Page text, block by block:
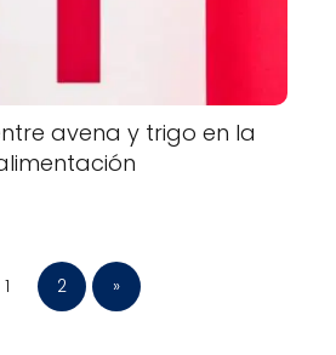
avena y trigo en la
1 2 »